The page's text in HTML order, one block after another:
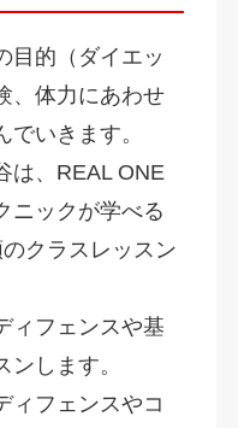
目的（ダイエッ
、体力にあわせ
いきます。
は、REAL ONE
ニックが学べる
クラスレッスン
ィフェンスや基
します。
ィフェンスやコ